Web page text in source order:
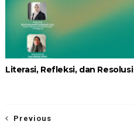
Literasi, Refleksi, dan Resolusi
Previous